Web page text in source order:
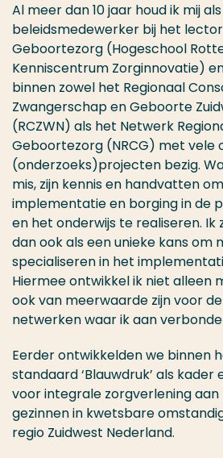
Al meer dan 10 jaar houd ik mij als
beleidsmedewerker bij het
Geboortezorg (Hogeschool
Kenniscentrum Zorginnovatie)
binnen zowel het Regionaal
Zwangerschap en Geboorte
(RCZWN) als het Netwerk
Geboortezorg (NRCG) met vele
(onderzoeks)projecten bezig.
mis, zijn kennis en handvatten
implementatie en borging in de
en het onderwijs te realiseren. Ik
dan ook als een unieke kans om
specialiseren in het
Hiermee ontwikkel ik niet alleen
ook van meerwaarde zijn voor
netwerken waar ik aan
Eerder ontwikkelden we binnen
standaard ‘Blauwdruk’ als
voor integrale zorgverlening
gezinnen in kwetsbare
regio Zuidwest Nederland.